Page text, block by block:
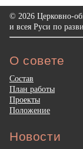
© 2026 Церковно-
и всея Руси по
О совете
Состав
План работы
Проекты
Положение
Новости